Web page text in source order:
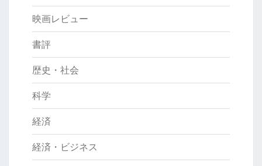
映画レビュー
書評
歴史・社会
科学
経済
経済・ビジネス